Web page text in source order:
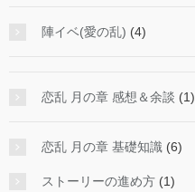
陣イベ(愛の乱) (4)
恋乱 月の章 感想＆余談 (1)
恋乱 月の章 基礎知識 (6)
ストーリーの進め方 (1)